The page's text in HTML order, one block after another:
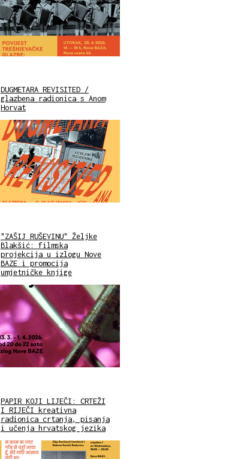
DUGMETARA REVISITED /
glazbena radionica s Anom
Horvat
"ZAŠIJ RUŠEVINU" Željke
Blakšić: filmska
projekcija u izlogu Nove
BAZE i promocija
umjetničke knjige
PAPIR KOJI LIJEČI: CRTEŽI
I RIJEČI kreativna
radionica crtanja, pisanja
i učenja hrvatskog jezika